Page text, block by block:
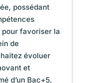
possédant
favoriser la
de
évoluer
et
d’un Bac+5,